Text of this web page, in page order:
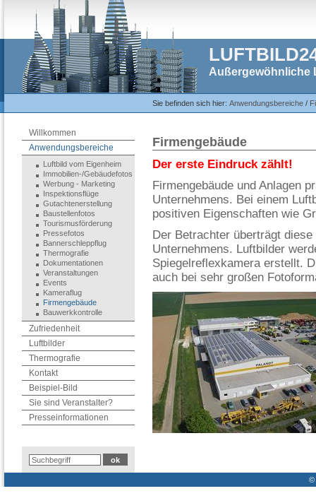
Außergewöhnliche
Sie befinden sich hier: Anwendungsbereiche /
Willkommen
Anwendungsbereiche
Luftbild vom Eigenheim
Immobilien-/Gebäudefotos
Werbung - Marketing
Inspektionsflüge
Gutachtenerstellung
Baustellenfotos
Tourismusförderung
Pressefotos
Bannerschleppflug
Thermografie
Dokumentationen
Veranstaltungen
Events
Kameraflug
Firmengebäude
Bauwerkkontrolle
Zufriedenheit
Luftbilder
Thermografie
Kontakt
Beispiel-Bild
Sie sind Veranstalter?
Presseinformationen
Firmengebäude
Der erste Eindruck zählt!
Firmengebäude und Anlagen
Unternehmens. Bei einem
positiven Eigenschaften wie
Der Betrachter überträgt
Unternehmens. Luftbilder
Spiegelreflexkamera erstellt.
auch bei sehr großen
©